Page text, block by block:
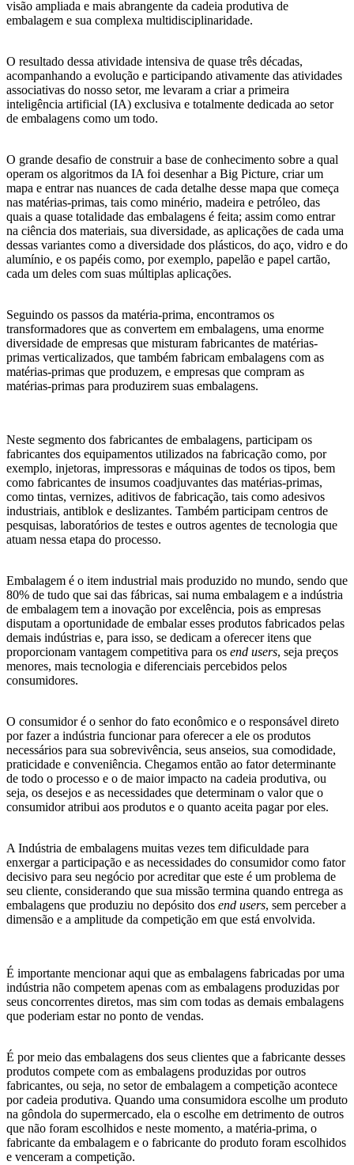
visão ampliada e mais abrangente da cadeia produtiva de
embalagem e sua complexa multidisciplinaridade.
O resultado dessa atividade intensiva de quase três décadas,
acompanhando a evolução e participando ativamente das atividades
associativas do nosso setor, me levaram a criar a primeira
inteligência artificial (IA) exclusiva e totalmente dedicada ao setor
de embalagens como um todo.
O grande desafio de construir a base de conhecimento sobre a qual
operam os algoritmos da IA foi desenhar a Big Picture, criar um
mapa e entrar nas nuances de cada detalhe desse mapa que começa
nas matérias-primas, tais como minério, madeira e petróleo, das
quais a quase totalidade das embalagens é feita; assim como entrar
na ciência dos materiais, sua diversidade, as aplicações de cada uma
dessas variantes como a diversidade dos plásticos, do aço, vidro e do
alumínio, e os papéis como, por exemplo, papelão e papel cartão,
cada um deles com suas múltiplas aplicações.
Seguindo os passos da matéria-prima, encontramos os
transformadores que as convertem em embalagens, uma enorme
diversidade de empresas que misturam fabricantes de matérias-
primas verticalizados, que também fabricam embalagens com as
matérias-primas que produzem, e empresas que compram as
matérias-primas para produzirem suas embalagens.
Neste segmento dos fabricantes de embalagens, participam os
fabricantes dos equipamentos utilizados na fabricação como, por
exemplo, injetoras, impressoras e máquinas de todos os tipos, bem
como fabricantes de insumos coadjuvantes das matérias-primas,
como tintas, vernizes, aditivos de fabricação, tais como adesivos
industriais, antiblok e deslizantes. Também participam centros de
pesquisas, laboratórios de testes e outros agentes de tecnologia que
atuam nessa etapa do processo.
Embalagem é o item industrial mais produzido no mundo, sendo que
80% de tudo que sai das fábricas, sai numa embalagem e a indústria
de embalagem tem a inovação por excelência, pois as empresas
disputam a oportunidade de embalar esses produtos fabricados pelas
demais indústrias e, para isso, se dedicam a oferecer itens que
proporcionam vantagem competitiva para os end users, seja preços
menores, mais tecnologia e diferenciais percebidos pelos
consumidores.
O consumidor é o senhor do fato econômico e o responsável direto
por fazer a indústria funcionar para oferecer a ele os produtos
necessários para sua sobrevivência, seus anseios, sua comodidade,
praticidade e conveniência. Chegamos então ao fator determinante
de todo o processo e o de maior impacto na cadeia produtiva, ou
seja, os desejos e as necessidades que determinam o valor que o
consumidor atribui aos produtos e o quanto aceita pagar por eles.
A Indústria de embalagens muitas vezes tem dificuldade para
enxergar a participação e as necessidades do consumidor como fator
decisivo para seu negócio por acreditar que este é um problema de
seu cliente, considerando que sua missão termina quando entrega as
embalagens que produziu no depósito dos end users, sem perceber a
dimensão e a amplitude da competição em que está envolvida.
É importante mencionar aqui que as embalagens fabricadas por uma
indústria não competem apenas com as embalagens produzidas por
seus concorrentes diretos, mas sim com todas as demais embalagens
que poderiam estar no ponto de vendas.
É por meio das embalagens dos seus clientes que a fabricante desses
produtos compete com as embalagens produzidas por outros
fabricantes, ou seja, no setor de embalagem a competição acontece
por cadeia produtiva. Quando uma consumidora escolhe um produto
na gôndola do supermercado, ela o escolhe em detrimento de outros
que não foram escolhidos e neste momento, a matéria-prima, o
fabricante da embalagem e o fabricante do produto foram escolhidos
e venceram a competição.